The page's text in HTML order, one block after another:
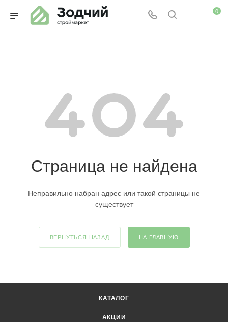
0
Страница не найдена
Неправильно набран адрес или такой страницы не
существует
ВЕРНУТЬСЯ НАЗАД НА ГЛАВНУЮ
КАТАЛОГ
АКЦИИ